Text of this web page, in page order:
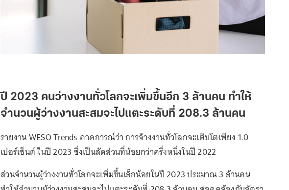
ปี 2023 คนว่างงานทั่วโลกจะเพิ่มขึ้นอีก 3 ล้านคน ทำให้
จำนวนผู้ว่างงานสะสมจะไปแตะระดับที่ 208.3 ล้านคน
รายงาน WESO Trends คาดการณ์ว่า การจ้างงานทั่วโลกจะเติบโตเพียง 1.0
เปอร์เซ็นต์ ในปี 2023 ซึ่งเป็นสัดส่วนที่น้อยกว่าครึ่งหนึ่งในปี 2022
ส่วนจำนวนผู้ว่างงานทั่วโลกจะเพิ่มขึ้นเล็กน้อยในปี 2023 ประมาณ 3 ล้านคน